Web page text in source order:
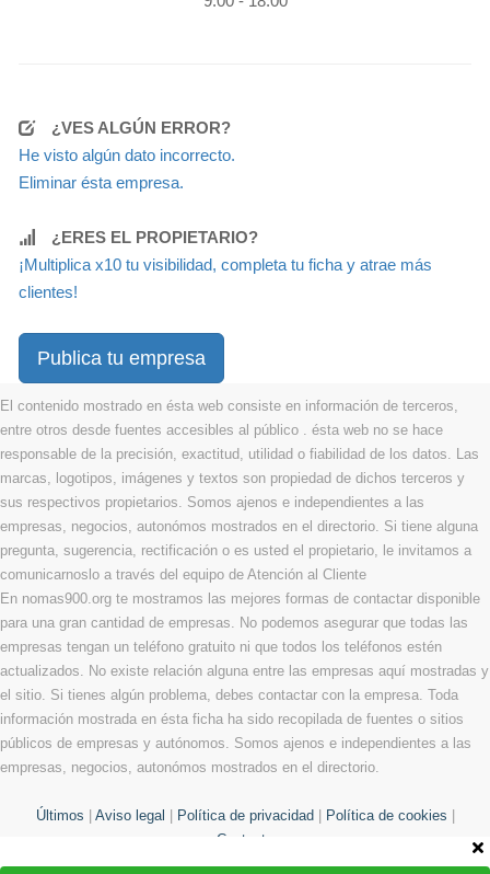
¿VES ALGÚN ERROR?
He visto algún dato incorrecto.
Eliminar ésta empresa.
¿ERES EL PROPIETARIO?
¡Multiplica x10 tu visibilidad, completa tu ficha y atrae más
clientes!
Publica tu empresa
El contenido mostrado en ésta web consiste en información de terceros,
entre otros desde fuentes accesibles al público . ésta web no se hace
responsable de la precisión, exactitud, utilidad o fiabilidad de los datos. Las
marcas, logotipos, imágenes y textos son propiedad de dichos terceros y
sus respectivos propietarios. Somos ajenos e independientes a las
empresas, negocios, autonómos mostrados en el directorio. Si tiene alguna
pregunta, sugerencia, rectificación o es usted el propietario, le invitamos a
comunicarnoslo a través del equipo de Atención al Cliente
En nomas900.org te mostramos las mejores formas de contactar disponible
para una gran cantidad de empresas. No podemos asegurar que todas las
empresas tengan un teléfono gratuito ni que todos los teléfonos estén
actualizados. No existe relación alguna entre las empresas aquí mostradas y
el sitio. Si tienes algún problema, debes contactar con la empresa. Toda
información mostrada en ésta ficha ha sido recopilada de fuentes o sitios
públicos de empresas y autónomos. Somos ajenos e independientes a las
empresas, negocios, autonómos mostrados en el directorio.
Últimos Aviso legal Política de privacidad Política de cookies
Contacto